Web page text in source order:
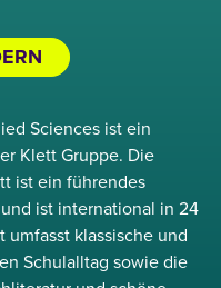
Sciences ist ein
Klett Gruppe. Die
ist ein führendes
ist international in 24
umfasst klassische und
Schulalltag sowie die